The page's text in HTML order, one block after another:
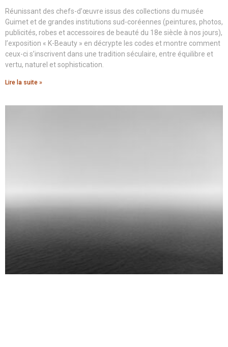
Réunissant des chefs-d’œuvre issus des collections du musée
Guimet et de grandes institutions sud-coréennes (peintures, photos,
publicités, robes et accessoires de beauté du 18e siècle à nos jours),
l’exposition « K-Beauty » en décrypte les codes et montre comment
ceux-ci s’inscrivent dans une tradition séculaire, entre équilibre et
vertu, naturel et sophistication.
Lire la suite »